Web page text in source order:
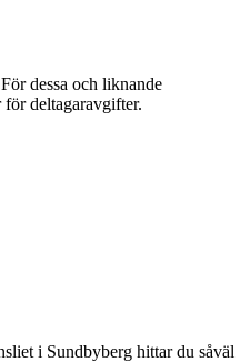
dessa och liknande
för deltagaravgifter.
i Sundbyberg hittar du såväl